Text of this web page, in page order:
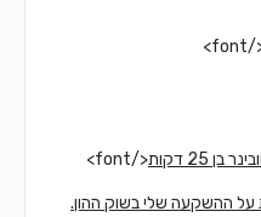
25 דקות </font>
ההשקעה שלי בשוק ההון.